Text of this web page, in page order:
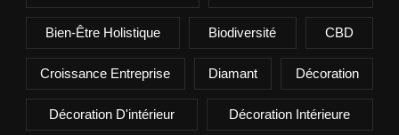
Bien-Être Holistique Biodiversité CBD
Croissance Entreprise Diamant Décoration
Décoration D'intérieur Décoration Intérieure